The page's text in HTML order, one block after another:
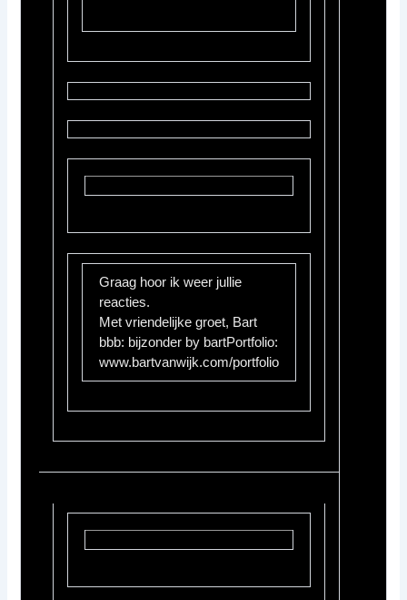
Graag hoor ik weer jullie
reacties.
Met vriendelijke groet, Bart
bbb: bijzonder by bartPortfolio:
www.bartvanwijk.com/portfolio